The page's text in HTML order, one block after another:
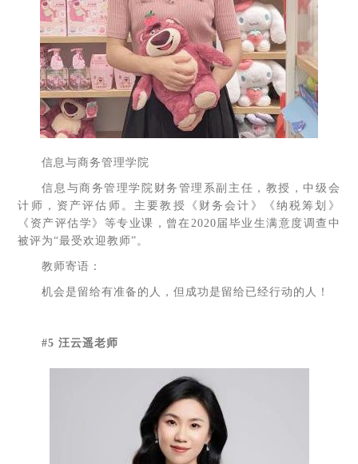
信息与商务管理学院
信息与商务管理学院财务管理系副主任，教授，中级会
计师，资产评估师。主要教授《财务会计》《纳税筹划》
《资产评估学》等专业课，曾在2020届毕业生满意度调查中
被评为“最受欢迎教师”。
教师寄语：
机会是留给有准备的人，但成功是留给已经行动的人！
#5 汪云遥老师